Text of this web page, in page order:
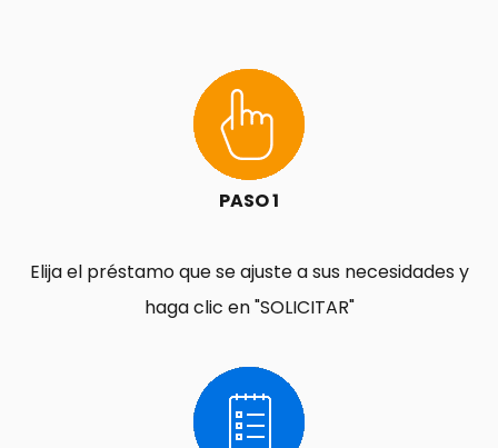
PASO 1
Elija el préstamo que se ajuste a sus necesidades y
haga clic en "SOLICITAR"